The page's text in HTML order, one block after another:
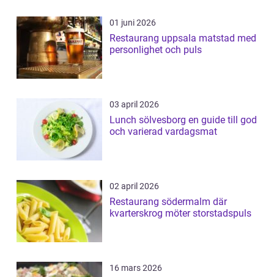
01 juni 2026
Restaurang uppsala matstad med
personlighet och puls
03 april 2026
Lunch sölvesborg en guide till god
och varierad vardagsmat
02 april 2026
Restaurang södermalm där
kvarterskrog möter storstadspuls
16 mars 2026